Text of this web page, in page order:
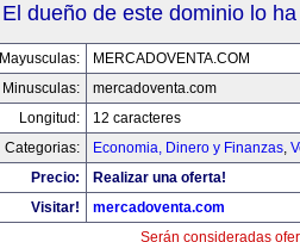
El dueño de este dominio lo
Mayusculas:
MERCADOVENTA.COM
Minusculas:
mercadoventa.com
Longitud:
12 caracteres
Categorias:
Economia, Dinero y Finanzas,
Precio:
Realizar una oferta!
Visitar!
mercadoventa.com
Serán consideradas